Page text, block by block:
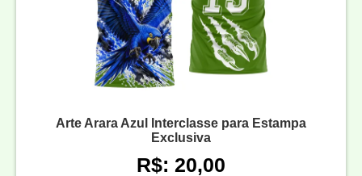
Arte Arara Azul Interclasse para Estampa
Exclusiva
R$: 20,00